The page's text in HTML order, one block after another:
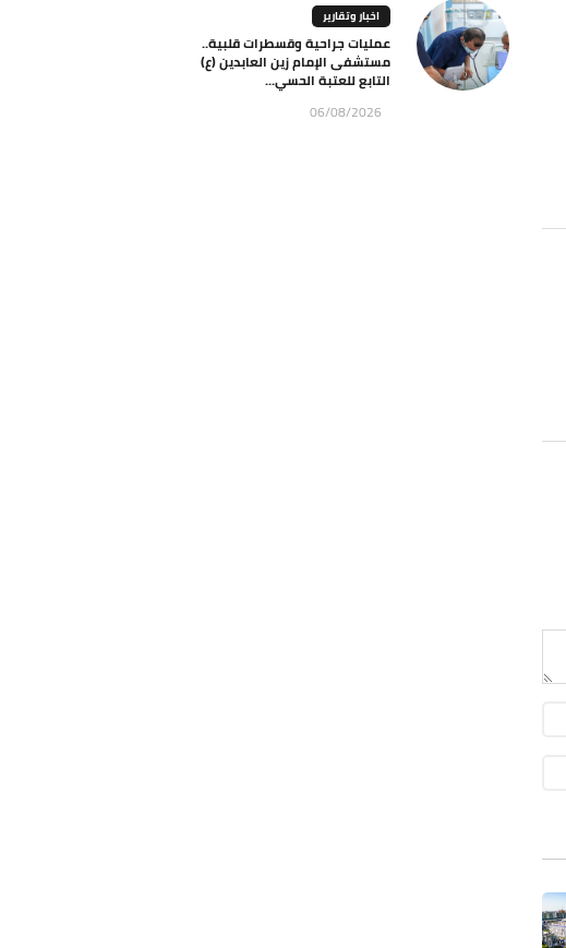
اخبار وتقارير
عمليات جراحية وقسطرات قلبية..
مستشفى الإمام زين العابدين (ع)
التابع للعتبة الحسي...
06/08/2026